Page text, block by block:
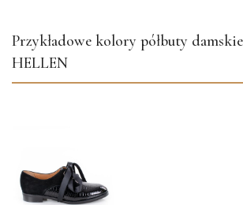
Przykładowe kolory półbuty
HELLEN